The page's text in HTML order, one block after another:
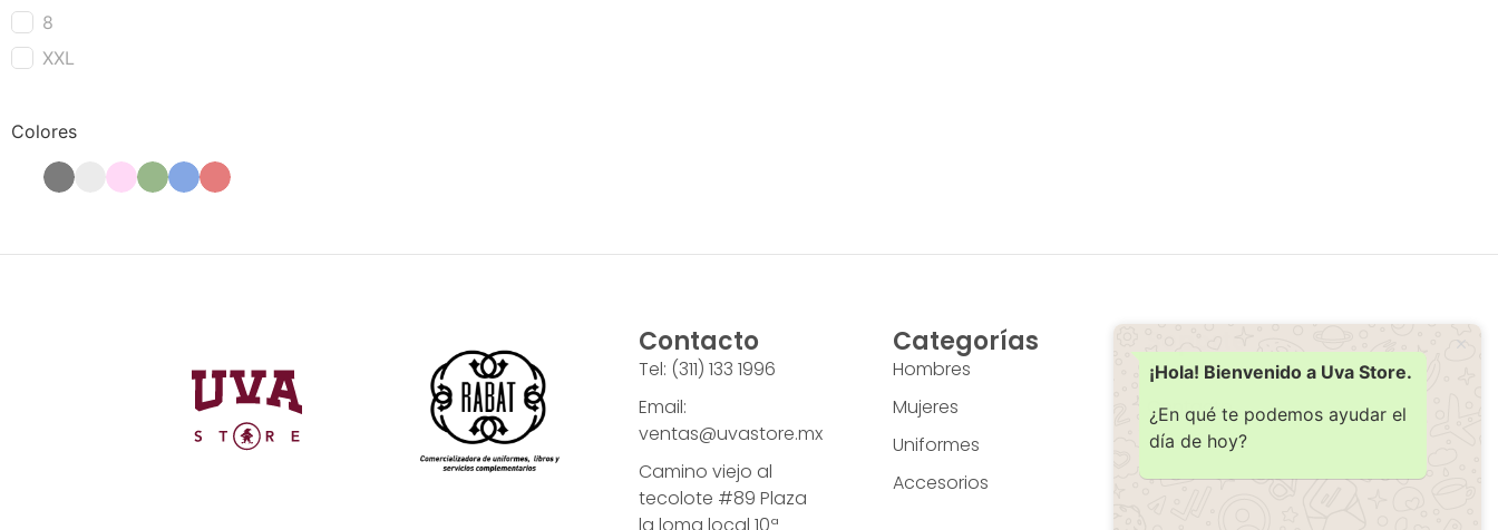
8
XXL
Colores
Contacto
Tel: (311) 133 1996
Email:
ventas@uvastore.mx
Camino viejo al
tecolote #89 Plaza
Categorías
Hombres
Mujeres
Uniformes
Accesorios
Ayuda
Contacto
¡Hola! Bienvenido a Uva Store.
¿En qué te podemos ayudar el
día de hoy?